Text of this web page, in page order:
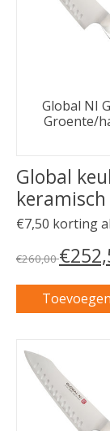
Global NI
Groente/
Global
keramisch
€7,50 korting
€260,00
Carrousel van